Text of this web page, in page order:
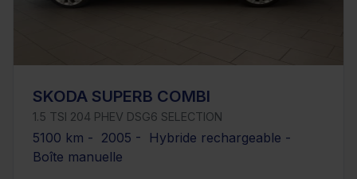
SKODA SUPERB COMBI
1.5 TSI 204 PHEV DSG6 SELECTION
5100 km - 2005 - Hybride rechargeable -
Boîte manuelle